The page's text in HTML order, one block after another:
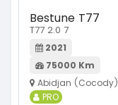
Bestune T77
T77 2.0 7
2021
75000 Km
Abidjan (Cocody)
PRO